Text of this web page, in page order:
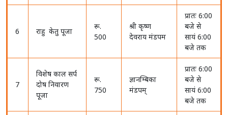
6 राहु केतु पूजा
रू.
500
श्री कृष्ण
देवराय मंडपम
प्रातः 6:00
बजे से
सायं 6:00
बजे तक
7
विशेष काल सर्प
दोष निवारण
पूजा
रू.
750
ज्ञानम्बिका
मंडपम्
प्रातः 6:00
बजे से
सायं 6:00
बजे तक